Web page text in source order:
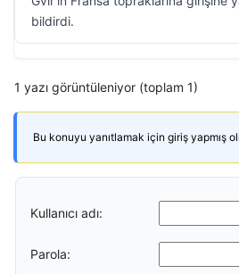
bildirdi.
1 yazı görüntüleniyor (toplam 1)
Bu konuyu yanıtlamak için giriş yapmış
Kullanıcı adı:
Parola: